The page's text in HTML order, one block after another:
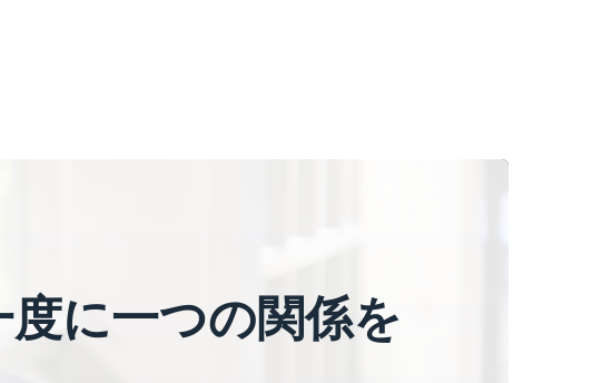
に一つの関係を